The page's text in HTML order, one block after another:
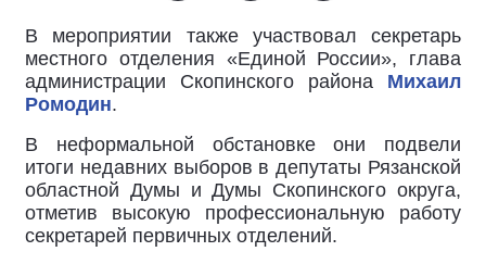
В мероприятии также участвовал секретарь
местного отделения «Единой России», глава
администрации Скопинского района Михаил
Ромодин.
В неформальной обстановке они подвели
итоги недавних выборов в депутаты Рязанской
областной Думы и Думы Скопинского округа,
отметив высокую профессиональную работу
секретарей первичных отделений.